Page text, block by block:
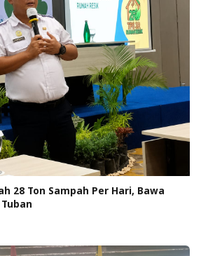
28 Ton Sampah Per Hari, Bawa